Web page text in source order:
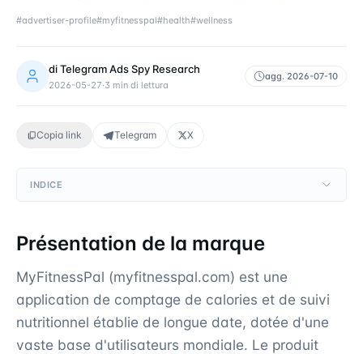
#advertiser-profile#myfitnesspal#health#wellness
diTelegram Ads Spy Research
2026-05-27·3 min di lettura
agg. 2026-07-10
Copia link Telegram X
INDICE
Présentation de la marque
MyFitnessPal (myfitnesspal.com) est une
application de comptage de calories et de suivi
nutritionnel établie de longue date, dotée d'une
vaste base d'utilisateurs mondiale. Le produit